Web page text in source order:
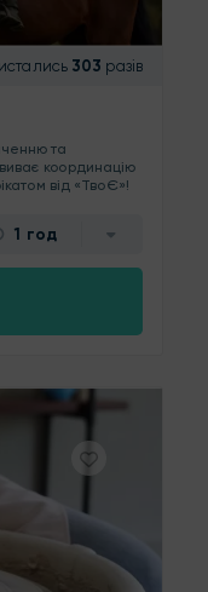
303 разів
та
координацію
від «ТвоЄ»!
1 год